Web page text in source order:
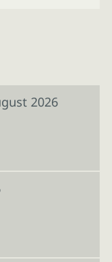
2026